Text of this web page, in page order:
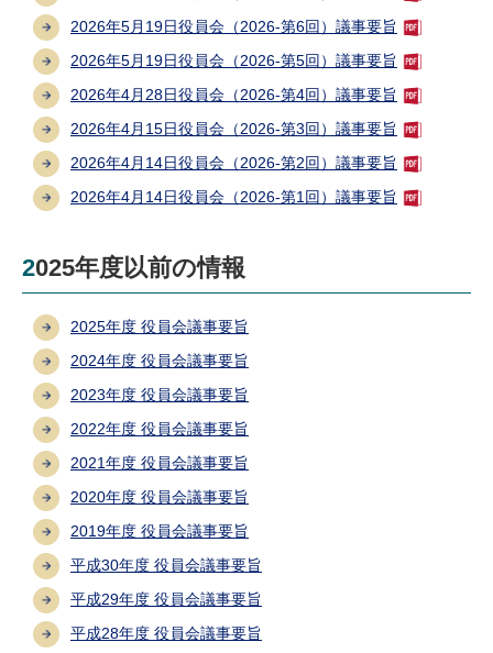
2026年5月19日役員会（2026-第6回）議事要旨
2026年5月19日役員会（2026-第5回）議事要旨
2026年4月28日役員会（2026-第4回）議事要旨
2026年4月15日役員会（2026-第3回）議事要旨
2026年4月14日役員会（2026-第2回）議事要旨
2026年4月14日役員会（2026-第1回）議事要旨
2025年度以前の情報
2025年度 役員会議事要旨
2024年度 役員会議事要旨
2023年度 役員会議事要旨
2022年度 役員会議事要旨
2021年度 役員会議事要旨
2020年度 役員会議事要旨
2019年度 役員会議事要旨
平成30年度 役員会議事要旨
平成29年度 役員会議事要旨
平成28年度 役員会議事要旨